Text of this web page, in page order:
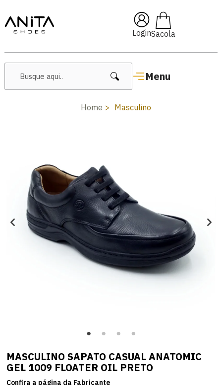
Login
Menu
🔥 Lançamentos Femininos
Home Masculino
MASCULINO SAPATO CASUAL ANATOMIC
GEL 1009 FLOATER OIL PRETO